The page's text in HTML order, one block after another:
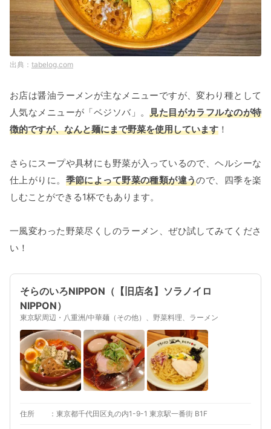
tabelog.com
お店は醤油ラーメンが主なメニューですが、変わり種として
人気なメニューが「ベジソバ」。見た目がカラフルなのが特
徴的ですが、なんと麺にまで野菜を使用しています ！
さらにスープや具材にも野菜が入っているので、ヘルシーな
仕上がりに。 季節によって野菜の種類が違うので、四季を楽
しむことができる1杯でもあります。
一風変わった野菜尽くしのラーメン、ぜひ試してみてくださ
い！
そらのいろNIPPON（【旧店名】ソラノイロ
NIPPON）
東京駅周辺・八重洲/中華麺（その他）、野菜料理、ラーメン
住所 東京都千代田区丸の内1-9-1 東京駅一番街 B1F